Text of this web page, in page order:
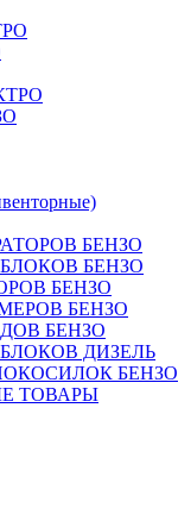
БЕНЗО
БЕНЗО
БЕНЗО
БЕНЗО
БЕНЗО
ДИЗЕЛЬ
БЕНЗО
ТОВАРЫ